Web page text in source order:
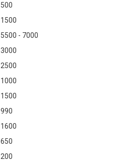
500
1500
5500 - 7000
3000
2500
1000
1500
990
1600
650
200